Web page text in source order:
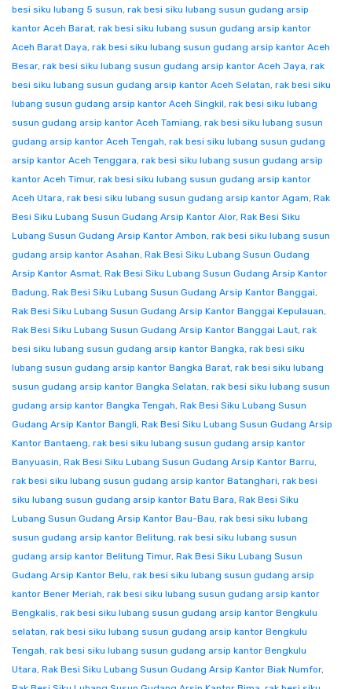
besi siku lubang 5 susun, rak besi siku lubang susun gudang arsip
kantor Aceh Barat, rak besi siku lubang susun gudang arsip kantor
Aceh Barat Daya, rak besi siku lubang susun gudang arsip kantor Aceh
Besar, rak besi siku lubang susun gudang arsip kantor Aceh Jaya, rak
besi siku lubang susun gudang arsip kantor Aceh Selatan, rak besi siku
lubang susun gudang arsip kantor Aceh Singkil, rak besi siku lubang
susun gudang arsip kantor Aceh Tamiang, rak besi siku lubang susun
gudang arsip kantor Aceh Tengah, rak besi siku lubang susun gudang
arsip kantor Aceh Tenggara, rak besi siku lubang susun gudang arsip
kantor Aceh Timur, rak besi siku lubang susun gudang arsip kantor
Aceh Utara, rak besi siku lubang susun gudang arsip kantor Agam, Rak
Besi Siku Lubang Susun Gudang Arsip Kantor Alor, Rak Besi Siku
Lubang Susun Gudang Arsip Kantor Ambon, rak besi siku lubang susun
gudang arsip kantor Asahan, Rak Besi Siku Lubang Susun Gudang
Arsip Kantor Asmat, Rak Besi Siku Lubang Susun Gudang Arsip Kantor
Badung, Rak Besi Siku Lubang Susun Gudang Arsip Kantor Banggai,
Rak Besi Siku Lubang Susun Gudang Arsip Kantor Banggai Kepulauan,
Rak Besi Siku Lubang Susun Gudang Arsip Kantor Banggai Laut, rak
besi siku lubang susun gudang arsip kantor Bangka, rak besi siku
lubang susun gudang arsip kantor Bangka Barat, rak besi siku lubang
susun gudang arsip kantor Bangka Selatan, rak besi siku lubang susun
gudang arsip kantor Bangka Tengah, Rak Besi Siku Lubang Susun
Gudang Arsip Kantor Bangli, Rak Besi Siku Lubang Susun Gudang Arsip
Kantor Bantaeng, rak besi siku lubang susun gudang arsip kantor
Banyuasin, Rak Besi Siku Lubang Susun Gudang Arsip Kantor Barru,
rak besi siku lubang susun gudang arsip kantor Batanghari, rak besi
siku lubang susun gudang arsip kantor Batu Bara, Rak Besi Siku
Lubang Susun Gudang Arsip Kantor Bau-Bau, rak besi siku lubang
susun gudang arsip kantor Belitung, rak besi siku lubang susun
gudang arsip kantor Belitung Timur, Rak Besi Siku Lubang Susun
Gudang Arsip Kantor Belu, rak besi siku lubang susun gudang arsip
kantor Bener Meriah, rak besi siku lubang susun gudang arsip kantor
Bengkalis, rak besi siku lubang susun gudang arsip kantor Bengkulu
selatan, rak besi siku lubang susun gudang arsip kantor Bengkulu
Tengah, rak besi siku lubang susun gudang arsip kantor Bengkulu
Utara, Rak Besi Siku Lubang Susun Gudang Arsip Kantor Biak Numfor,